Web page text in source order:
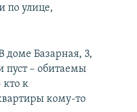
по улице,
доме Базарная, 3,
пуст – обитаемы
кто к
кому-то